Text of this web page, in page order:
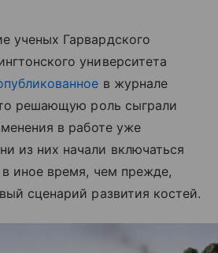
ученых Гарвардского
университета
в журнале
решающую роль сыграли
в работе уже
из них начали включаться
в иное время, чем прежде,
сценарий развития костей.